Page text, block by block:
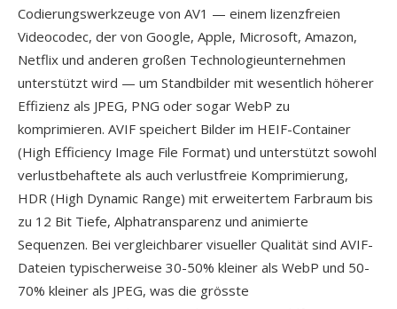
Codierungswerkzeuge von AV1 — einem lizenzfreien
Videocodec, der von Google, Apple, Microsoft, Amazon,
Netflix und anderen großen Technologieunternehmen
unterstützt wird — um Standbilder mit wesentlich höherer
Effizienz als JPEG, PNG oder sogar WebP zu
komprimieren. AVIF speichert Bilder im HEIF-Container
(High Efficiency Image File Format) und unterstützt sowohl
verlustbehaftete als auch verlustfreie Komprimierung,
HDR (High Dynamic Range) mit erweitertem Farbraum bis
zu 12 Bit Tiefe, Alphatransparenz und animierte
Sequenzen. Bei vergleichbarer visueller Qualität sind AVIF-
Dateien typischerweise 30-50% kleiner als WebP und 50-
70% kleiner als JPEG, was die grösste